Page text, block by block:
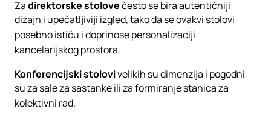
Zadirektorske stolovečesto se bira autentičniji
dizajn i upečatljiviji izgled, tako da se ovakvi stolovi
posebno ističu i doprinose personalizaciji
kancelarijskog prostora.
Konferencijski stolovivelikih su dimenzija i pogodni
su za sale za sastanke ili za formiranje stanica za
kolektivni rad.